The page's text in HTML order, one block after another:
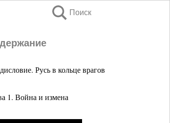
Поиск
Русь в кольце врагов
1. Война и измена